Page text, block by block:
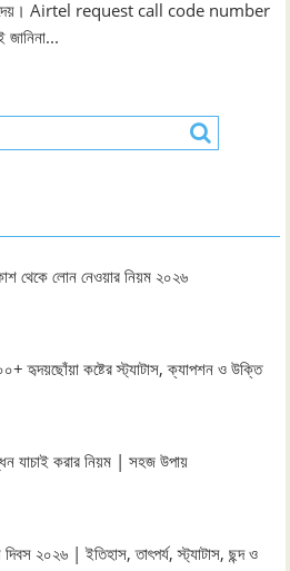
দেয়। Airtel request call code number
থেকে লোন নেওয়ার নিয়ম ২০২৬
হৃদয়ছোঁয়া কষ্টের স্ট্যাটাস, ক্যাপশন ও উক্তি
যাচাই করার নিয়ম | সহজ উপায়
২০২৬ | ইতিহাস, তাৎপর্য, স্ট্যাটাস, ছন্দ ও